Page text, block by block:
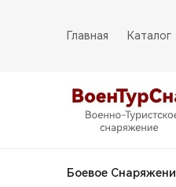
Главная Каталог
Боевое